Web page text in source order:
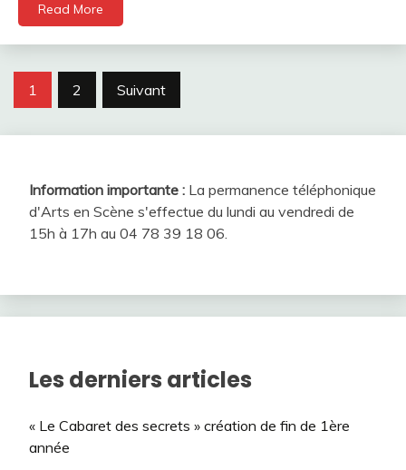
Read More
Pagination
1 2 Suivant
Information importante : La permanence téléphonique
d'Arts en Scène s'effectue du lundi au vendredi de
15h à 17h au 04 78 39 18 06.
Les derniers articles
« Le Cabaret des secrets » création de fin de 1ère
année